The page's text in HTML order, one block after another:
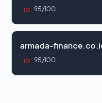
ID 95/100
armada-
ID 95/100